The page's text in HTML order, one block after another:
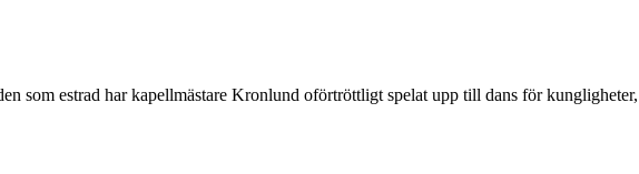
som estrad har kapellmästare Kronlund oförtröttligt spelat upp till dans för